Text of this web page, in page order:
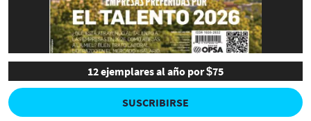
12 ejemplares al año por $75
SUSCRIBIRSE